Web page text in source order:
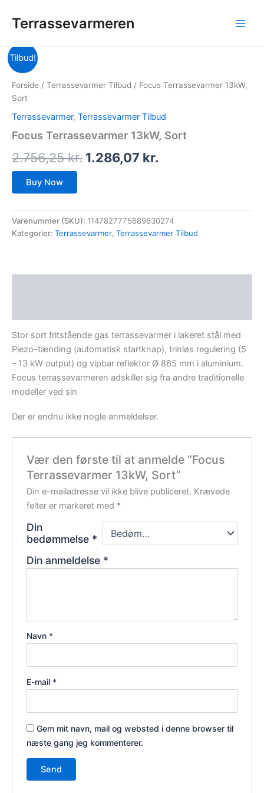
Terrassevarmeren
Tilbud!
Forside / Terrassevarmer Tilbud / Focus Terrassevarmer 13kW,
Sort
Terrassevarmer, Terrassevarmer Tilbud
Focus Terrassevarmer 13kW, Sort
2.756,25kr.
oprindelige
var:
2.756,25 kr..
1.286,07 kr.
aktuelle
er:
1.286,07 kr..
Buy Now
Varenummer (SKU): 1147827775689630274
Kategorier: Terrassevarmer, Terrassevarmer Tilbud
Stor sort fritstående gas terrassevarmer i lakeret stål med
Piezo-tænding (automatisk startknap), trinløs regulering (5
– 13 kW output) og vipbar reflektor Ø 865 mm i aluminium.
Focus terrassevarmeren adskiller sig fra andre traditionelle
modeller ved sin
Der er endnu ikke nogle anmeldelser.
Vær den første til at anmelde “Focus
Terrassevarmer 13kW, Sort”
Din e-mailadresse vil ikke blive publiceret. Krævede
felter er markeret med *
Din
bedømmelse *
Din anmeldelse *
Navn *
E-mail *
Gem mit navn, mail og websted i denne browser til
næste gang jeg kommenterer.